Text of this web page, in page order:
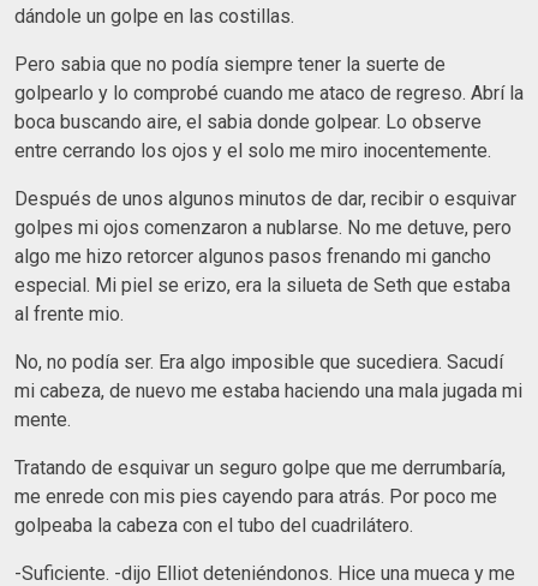
dándole un golpe en las costillas.
Pero sabia que no podía siempre tener la suerte de
golpearlo y lo comprobé cuando me ataco de regreso. Abrí la
boca buscando aire, el sabia donde golpear. Lo observe
entre cerrando los ojos y el solo me miro inocentemente.
Después de unos algunos minutos de dar, recibir o esquivar
golpes mi ojos comenzaron a nublarse. No me detuve, pero
algo me hizo retorcer algunos pasos frenando mi gancho
especial. Mi piel se erizo, era la silueta de Seth que estaba
al frente mio.
No, no podía ser. Era algo imposible que sucediera. Sacudí
mi cabeza, de nuevo me estaba haciendo una mala jugada mi
mente.
Tratando de esquivar un seguro golpe que me derrumbaría,
me enrede con mis pies cayendo para atrás. Por poco me
golpeaba la cabeza con el tubo del cuadrilátero.
-Suficiente. -dijo Elliot deteniéndonos. Hice una mueca y me